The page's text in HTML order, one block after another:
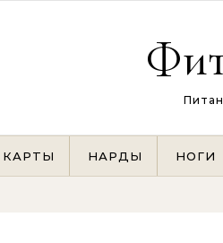
КАРТЫ НАРДЫ НОГИ